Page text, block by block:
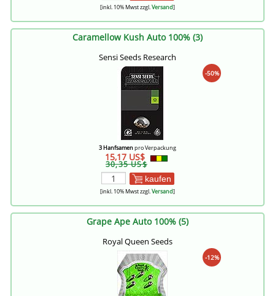
[inkl. 10% Mwst zzgl.Versand]
Caramellow Kush Auto 100% (3)
Sensi Seeds Research
-50%
3 Hanfsamenpro Verpackung
15,17 US$
30,35 US$
kaufen
[inkl. 10% Mwst zzgl.Versand]
Grape Ape Auto 100% (5)
Royal Queen Seeds
-12%